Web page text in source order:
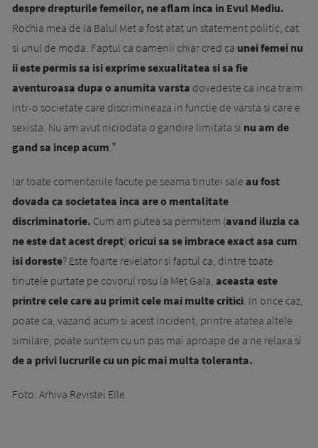
despre drepturile femeilor, ne aflam inca in Evul Mediu.
Rochia mea de la Balul Met a fost atat un statement politic, cat
si unul de moda. Faptul ca oamenii chiar cred ca unei femei nu
ii este permis sa isi exprime sexualitatea si sa fie
aventuroasa dupa o anumita varsta dovedeste ca inca traim
intr-o societate care discrimineaza in functie de varsta si care e
sexista. Nu am avut niciodata o gandire limitata si nu am de
gand sa incep acum .‟
Iar toate comentariile facute pe seama tinutei sale au fost
dovada ca societatea inca are o mentalitate
discriminatorie. Cum am putea sa permitem (avand iluzia ca
ne este dat acest drept) oricui sa se imbrace exact asa cum
isi doreste? Este foarte revelator si faptul ca, dintre toate
tinutele purtate pe covorul rosu la Met Gala, aceasta este
printre cele care au primit cele mai multe critici . In orice caz,
poate ca, vazand acum si acest incident, printre atatea altele
similare, poate suntem cu un pas mai aproape de a ne relaxa si
de a privi lucrurile cu un pic mai multa toleranta.
Foto: Arhiva Revistei Elle